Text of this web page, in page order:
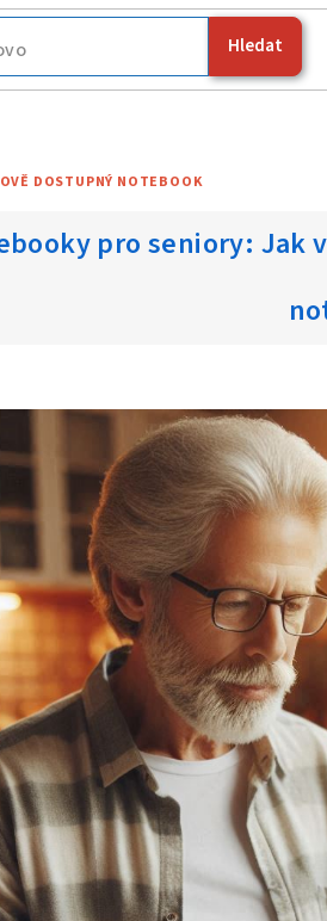
Hledat
DOSTUPNÝ NOTEBOOK
pro seniory: Jak